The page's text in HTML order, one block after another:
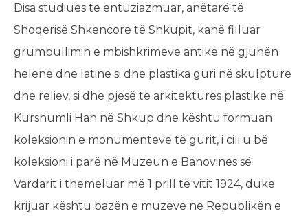
Disa studiues të entuziazmuar, anëtarë të
Shoqërisë Shkencore të Shkupit, kanë filluar
grumbullimin e mbishkrimeve antike në gjuhën
helene dhe latine si dhe plastika guri në skulpturë
dhe reliev, si dhe pjesë të arkitekturës plastike në
Kurshumli Han në Shkup dhe kështu formuan
koleksionin e monumenteve të gurit, i cili u bë
koleksioni i parë në Muzeun e Banovinës së
Vardarit i themeluar më 1 prill të vitit 1924, duke
krijuar kështu bazën e muzeve në Republikën e